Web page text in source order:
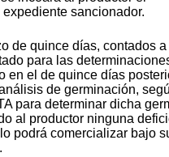
sancionador.
de quince días, contados
para las
en el de quince días
de germinación,
para determinar dicha
al productor ninguna
podrá comercializar bajo